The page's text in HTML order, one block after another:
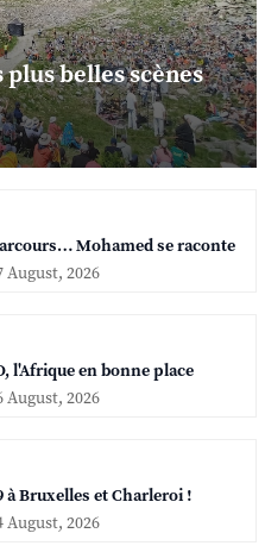
plus belles scènes
Mohamed se raconte
August, 2026
l'Afrique en bonne place
August, 2026
à Bruxelles et Charleroi !
August, 2026